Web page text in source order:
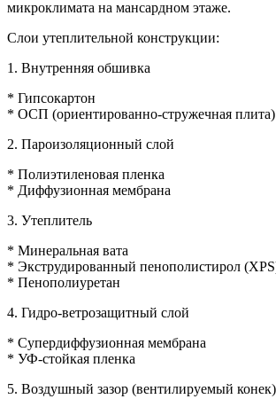
микроклимата на мансардном этаже.
Слои утеплительной конструкции:
1. Внутренняя обшивка
* Гипсокартон
* ОСП (ориентированно-стружечная плита)
2. Пароизоляционный слой
* Полиэтиленовая пленка
* Диффузионная мембрана
3. Утеплитель
* Минеральная вата
* Экструдированный пенополистирол
* Пенополиуретан
4. Гидро-ветрозащитный слой
* Супердиффузионная мембрана
* УФ-стойкая пленка
5. Воздушный зазор (вентилируемый конек)